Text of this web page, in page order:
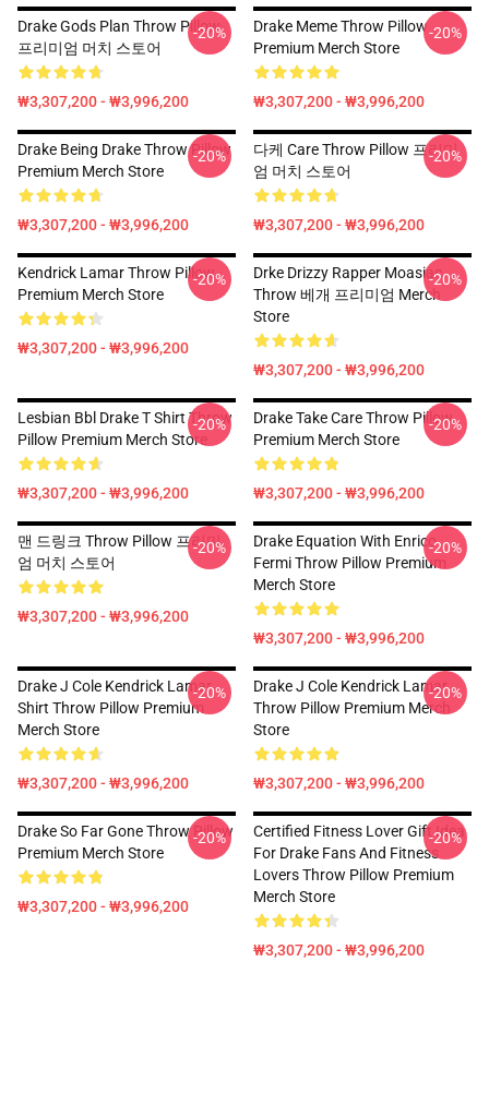
Drake Gods Plan Throw Pillow
프리미엄 머치 스토어
₩3,307,200 - ₩3,996,200
-20%
Drake Meme Throw Pillow
Premium Merch Store
₩3,307,200 - ₩3,996,200
-20%
Drake Being Drake Throw Pillow
Premium Merch Store
₩3,307,200 - ₩3,996,200
-20%
다케 Care Throw Pillow 프리미
엄 머치 스토어
₩3,307,200 - ₩3,996,200
-20%
Kendrick Lamar Throw Pillow
Premium Merch Store
₩3,307,200 - ₩3,996,200
-20%
Drke Drizzy Rapper Moasiac
Throw 베개 프리미엄 Merch
Store
₩3,307,200 - ₩3,996,200
-20%
Lesbian Bbl Drake T Shirt Throw
Pillow Premium Merch Store
₩3,307,200 - ₩3,996,200
-20%
Drake Take Care Throw Pillow
Premium Merch Store
₩3,307,200 - ₩3,996,200
-20%
맨 드링크 Throw Pillow 프리미
엄 머치 스토어
₩3,307,200 - ₩3,996,200
-20%
Drake Equation With Enrico
Fermi Throw Pillow Premium
Merch Store
₩3,307,200 - ₩3,996,200
-20%
Drake J Cole Kendrick Lamar
Shirt Throw Pillow Premium
Merch Store
₩3,307,200 - ₩3,996,200
-20%
Drake J Cole Kendrick Lamar
Throw Pillow Premium Merch
Store
₩3,307,200 - ₩3,996,200
-20%
Drake So Far Gone Throw Pillow
Premium Merch Store
₩3,307,200 - ₩3,996,200
-20%
Certified Fitness Lover Gift Idea
For Drake Fans And Fitness
Lovers Throw Pillow Premium
Merch Store
₩3,307,200 - ₩3,996,200
-20%